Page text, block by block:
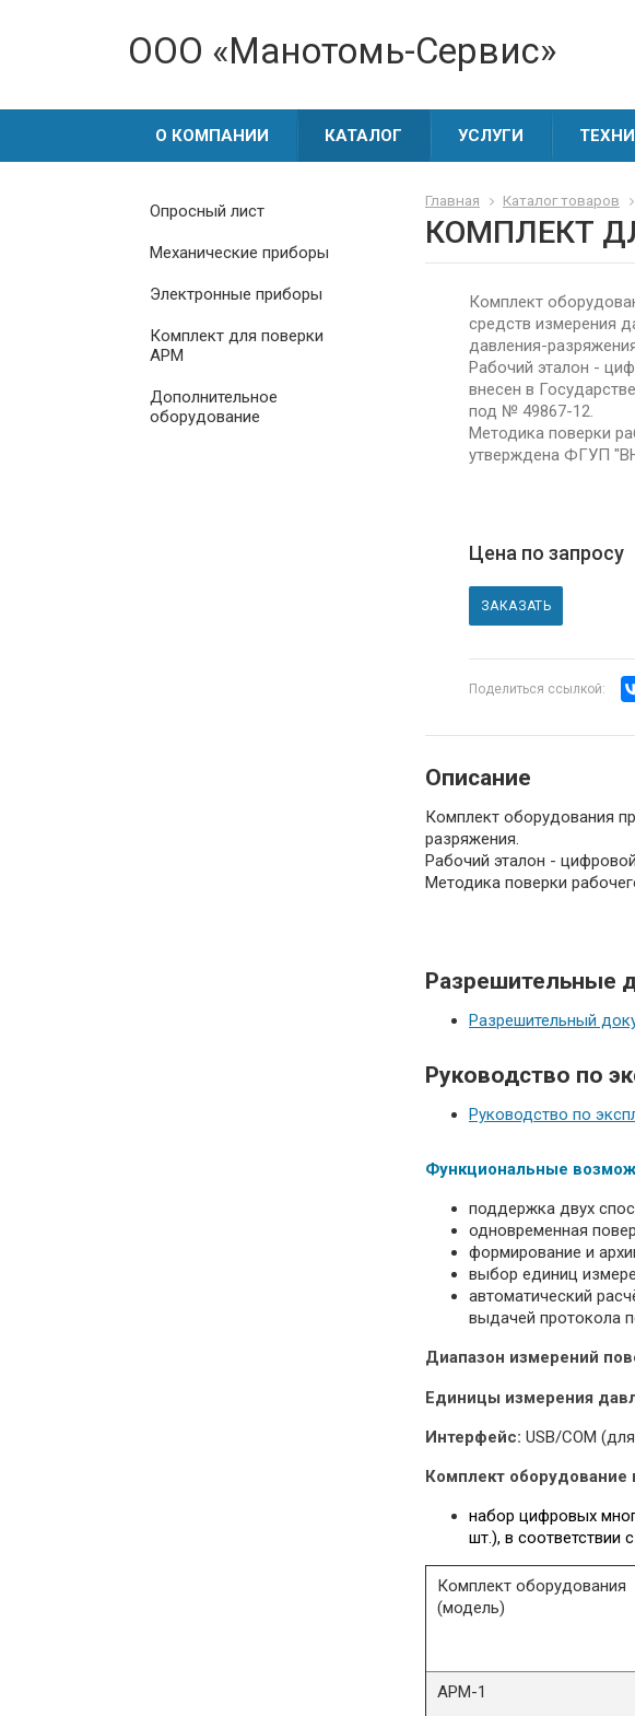
OOO «Манотомь-Cервис»
О КОМПАНИИ КАТАЛОГ УСЛУГИ
Опросный лист
Механические приборы
Электронные приборы
Комплект для поверки
АРМ
Дополнительное
оборудование
Главная Каталог товаров
КОМПЛЕКТ
Комплект
средств измерения
давления-
Рабочий эталон -
внесен в
под № 49867-12.
Методика поверки
утверждена ФГУП
Цена по запросу
ЗАКАЗАТЬ
Поделиться ссылкой:
Описание
Комплект оборудования
разряжения.
Рабочий эталон -
Методика поверки
Разрешительные
Разрешительный
Руководство по
Руководство по
Функциональные
поддержка двух
одновременная
формирование и
выбор единиц
автоматический
выдачей протокола
Диапазон измерений
Единицы измерения
Интерфейс: USB/COM
Комплект оборудование
набор цифровых
шт.), в соответствии
Комплект оборудования
(модель)
АРМ-1